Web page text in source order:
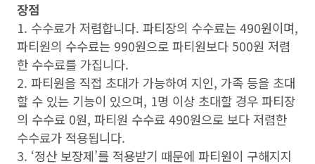
장점
1. 수수료가 저렴합니다. 파티장의 수수료는 490원이며,
파티원의 수수료는 990원으로 파티원보다 500원 저렴
한 수수료를 가집니다.
2. 파티원을 직접 초대가 가능하여 지인, 가족 등을 초대
할 수 있는 기능이 있으며, 1명 이상 초대할 경우 파티장
의 수수료 0원, 파티원 수수료 490원으로 보다 저렴한
수수료가 적용됩니다.
3. ‘정산 보장제’를 적용받기 때문에 파티원이 구해지지